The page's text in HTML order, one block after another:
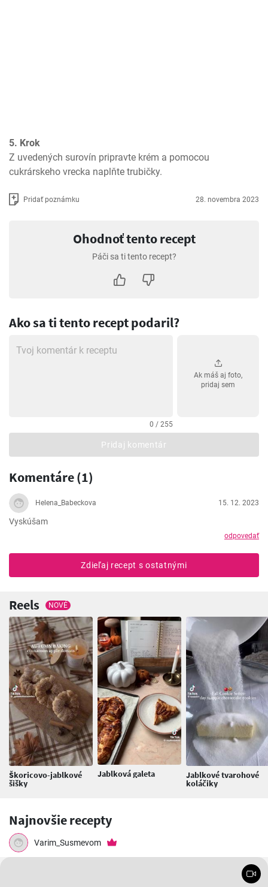
5. Krok
Z uvedených surovín pripravte krém a pomocou
cukrárskeho vrecka naplňte trubičky.
Pridať poznámku 28. novembra 2023
Ohodnoť tento recept
Páči sa ti tento recept?
Ako sa ti tento recept podaril?
0 / 255
Ak máš aj foto,
pridaj sem
Pridaj komentár
Komentáre (1)
Helena_Babeckova 15. 12. 2023
Vyskúšam
odpovedať
Zdieľaj recept s ostatnými
Reels NOVÉ
Škoricovo-jablkové
šišky
Jablková galeta Jablkové tvarohové
koláčiky
Najnovšie recepty
Varim_Susmevom